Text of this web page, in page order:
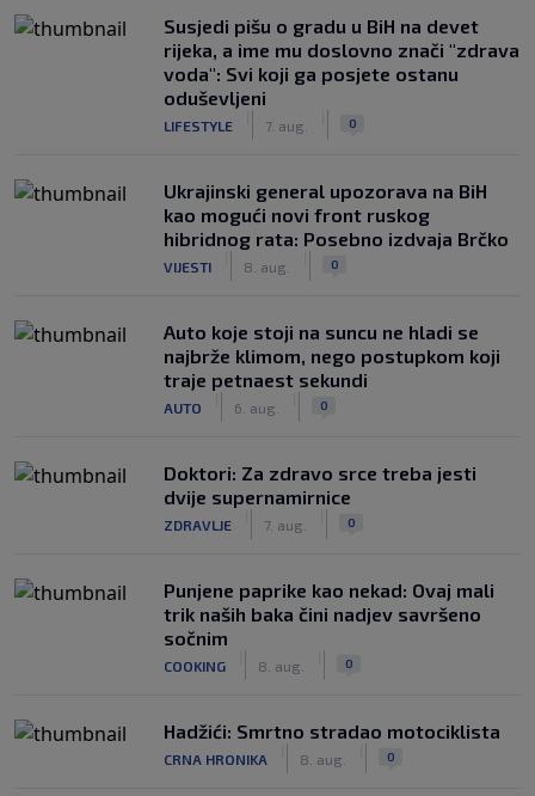
Susjedi pišu o gradu u BiH na devet
rijeka, a ime mu doslovno znači "zdrava
voda": Svi koji ga posjete ostanu
oduševljeni
LIFESTYLE 7. aug. 0
Ukrajinski general upozorava na BiH
kao mogući novi front ruskog
hibridnog rata: Posebno izdvaja Brčko
VIJESTI 8. aug. 0
Auto koje stoji na suncu ne hladi se
najbrže klimom, nego postupkom koji
traje petnaest sekundi
AUTO 6. aug. 0
Doktori: Za zdravo srce treba jesti
dvije supernamirnice
ZDRAVLJE 7. aug. 0
Punjene paprike kao nekad: Ovaj mali
trik naših baka čini nadjev savršeno
sočnim
COOKING 8. aug. 0
Hadžići: Smrtno stradao motociklista
CRNA HRONIKA 8. aug. 0